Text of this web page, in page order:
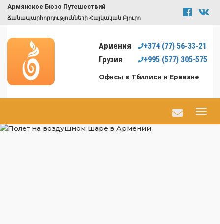
Армянское Бюро Путешествий
Ճանապարհորդությունների Հայկական Բյուրո
Армения +374 (77) 56-33-21
Грузия
+995 (577) 305-575
Офисы в Тбилиси и Ереване